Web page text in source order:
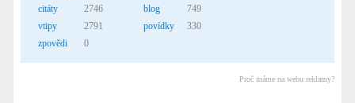
citáty
2746
vtipy
2791
zpovědi
0
blog
749
povídky
330
Proč máme na webu reklamy?